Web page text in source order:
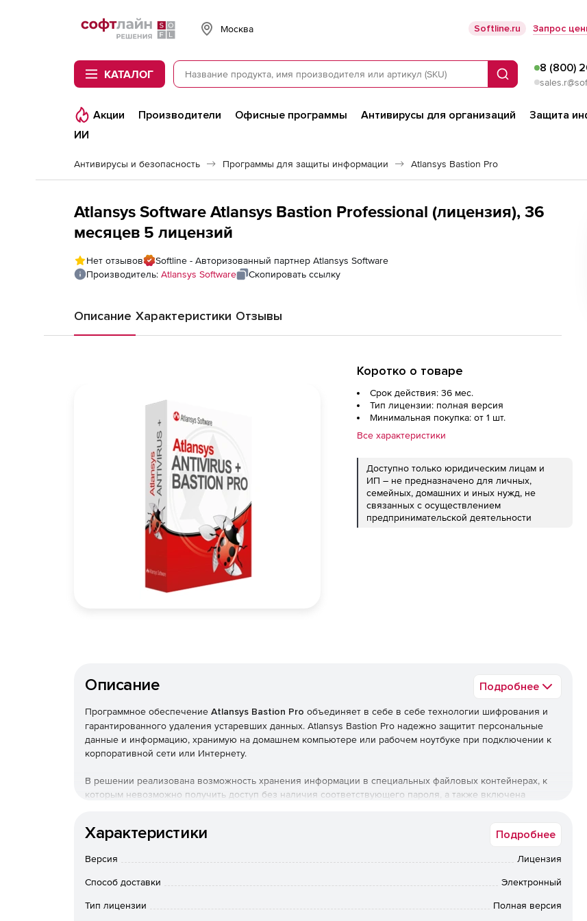
Softline
Москва Softline.ru Запрос
КАТАЛОГ Поиск
8 (800)
Акции Производители Офисные программы Антивирусы для организаций Защита
ИИ
Антивирусы и безопасность Программы для защиты информации Atlansys Bastion Pro
Atlansys Software Atlansys Bastion Professional (лицензия), 36
месяцев 5 лицензий
Нет отзывов
Softline - Авторизованный партнер Atlansys Software
Производитель: Atlansys Software Скопировать ссылку
Описание Характеристики Отзывы
Коротко о товаре
Срок действия: 36 мес.
Тип лицензии: полная версия
Минимальная покупка: от 1 шт.
Все характеристики
Доступно только юридическим лицам и
ИП – не предназначено для личных,
семейных, домашних и иных нужд, не
связанных с осуществлением
предпринимательской деятельности
Описание Подробнее
Программное обеспечение Atlansys Bastion Pro объединяет в себе в себе технологии шифрования и
гарантированного удаления устаревших данных. Atlansys Bastion Pro надежно защитит персональные
данные и информацию, хранимую на домашнем компьютере или рабочем ноутбуке при подключении к
корпоративной сети или Интернету.
В решении реализована возможность хранения информации в специальных файловых контейнерах, к
которым невозможно получить доступ без наличия соответствующего пароля, а также включена
логических дисков операционной системы, флеш-накопителей и сменных носителей информации. На
файлы и каталоги, а также форматировать или проверять системными утилитами, и т.п.
Характеристики Подробнее
Версия Лицензия
Способ доставки Электронный
Тип лицензии Полная версия